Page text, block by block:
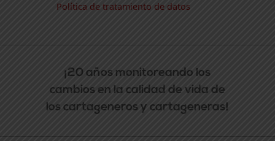
Política de tratamiento de datos
¡20 años monitoreando los
cambios en la calidad de vida de
los cartageneros y cartageneras!